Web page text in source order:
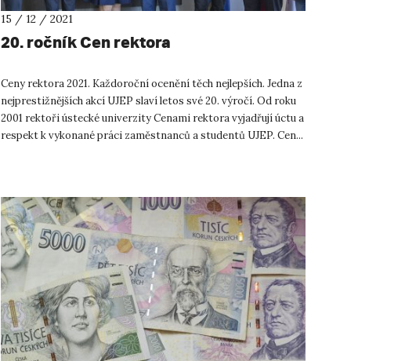
15 / 12 / 2021
20. ročník Cen rektora
Ceny rektora 2021. Každoroční ocenění těch nejlepších. Jedna z
nejprestižnějších akcí UJEP slaví letos své 20. výročí. Od roku
2001 rektoři ústecké univerzity Cenami rektora vyjadřují úctu a
respekt k vykonané práci zaměstnanců a studentů UJEP. Cen...